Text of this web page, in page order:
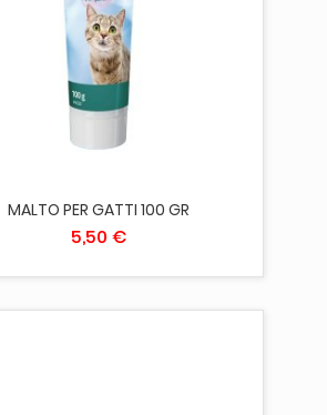
AGGIUNGI AL CARRELLO
MALTO PER GATTI 100 GR
5,50 €